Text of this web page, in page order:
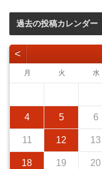
過去の投稿カレンダー
<
月 火 水
4 5 6
11 12 13
18 19 20